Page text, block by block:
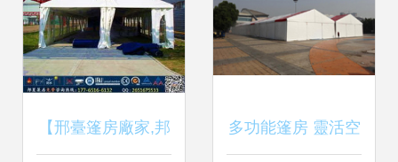
【邢臺篷房廠家,邦 多功能篷房 靈活空